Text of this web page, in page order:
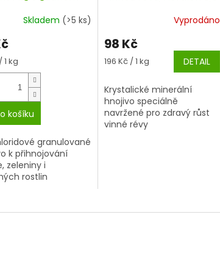
Skladem (>5 ks)
1 kg
košíku
granulované
k přihnojování
zeleniny i
rostlin
Vyprodáno
98 Kč
Měrná
196 Kč / 1 kg DETAIL
Krystalické minerální
hnojivo speciálně
navržené pro zdravý růst
vinné révy